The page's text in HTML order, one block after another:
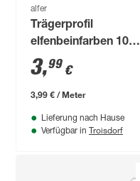
alfer
Trägerprofil
elfenbeinfarben 1000
mm
3,99 €
3,99 € / Meter
Lieferung nach Hause
Verfügbar in Troisdorf